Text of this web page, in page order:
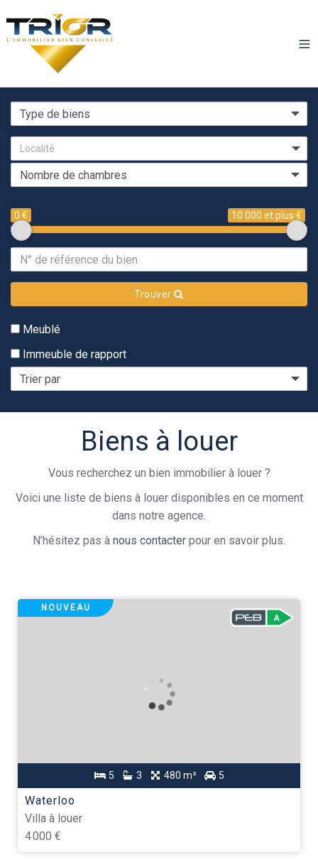
Localité
0 € 10 000 et plus €
Trouver
Meublé
Immeuble de rapport
louer
Biens à louer
Vous recherchez un bien immobilier à louer ?
Voici une liste de biens à louer disponibles en ce moment
dans notre agence.
N’hésitez pas à nous contacter pour en savoir plus.
5 3 480 m² 5
NOUVEAU
Waterloo
Villa à louer
4 000 €